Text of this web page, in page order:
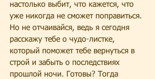
настолько выбит, что кажется, что
уже никогда не сможет поправиться.
Но не отчаивайся, ведь я сегодня
расскажу тебе о чудо-листке,
который поможет тебе вернуться в
строй и забыть о последствиях
прошлой ночи. Готовы? Тогда